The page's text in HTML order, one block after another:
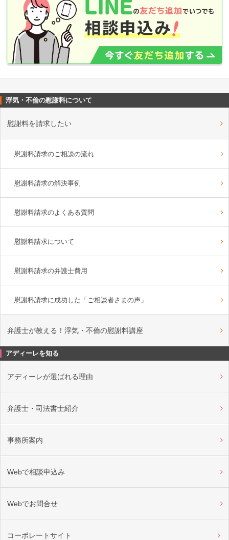
浮気・不倫の慰謝料について
慰謝料を請求したい
慰謝料請求のご相談の流れ
慰謝料請求の解決事例
慰謝料請求のよくある質問
慰謝料請求について
慰謝料請求の弁護士費用
慰謝料請求に成功した「ご相談者さまの声」
弁護士が教える！浮気・不倫の慰謝料講座
アディーレを知る
アディーレが選ばれる理由
弁護士・司法書士紹介
事務所案内
Webで相談申込み
Webでお問合せ
コーポレートサイト